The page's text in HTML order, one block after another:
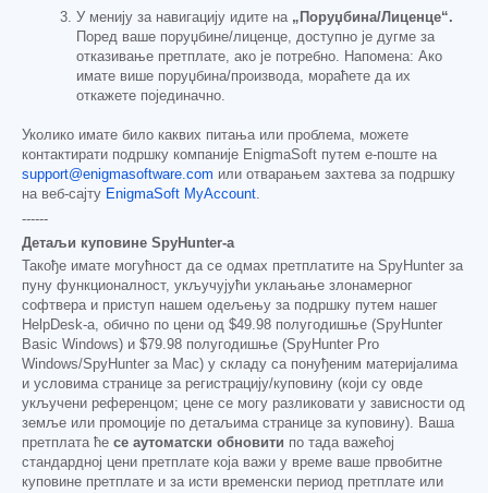
У менију за навигацију идите на „Поруџбина/Лиценце“.
Поред ваше поруџбине/лиценце, доступно је дугме за
отказивање претплате, ако је потребно. Напомена: Ако
имате више поруџбина/производа, мораћете да их
откажете појединачно.
Уколико имате било каквих питања или проблема, можете
контактирати подршку компаније EnigmaSoft путем е-поште на
support@enigmasoftware.com или отварањем захтева за подршку
на веб-сајту EnigmaSoft MyAccount.
------
Детаљи куповине SpyHunter-а
Такође имате могућност да се одмах претплатите на SpyHunter за
пуну функционалност, укључујући уклањање злонамерног
софтвера и приступ нашем одељењу за подршку путем нашег
HelpDesk-а, обично по цени од $49.98 полугодишње (SpyHunter
Basic Windows) и $79.98 полугодишње (SpyHunter Pro
Windows/SpyHunter за Mac) у складу са понуђеним материјалима
и условима странице за регистрацију/куповину (који су овде
укључени референцом; цене се могу разликовати у зависности од
земље или промоције по детаљима странице за куповину). Ваша
претплата ће се аутоматски обновити по тада важећој
стандардној цени претплате која важи у време ваше првобитне
куповине претплате и за исти временски период претплате или